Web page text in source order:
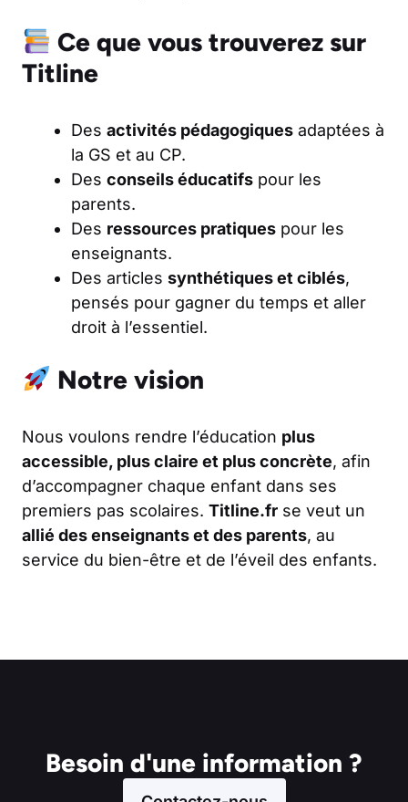
Ce que vous trouverez sur
Titline
Des activités pédagogiques adaptées à
la GS et au CP.
Des conseils éducatifs pour les
parents.
Des ressources pratiques pour les
enseignants.
Des articles synthétiques et ciblés,
pensés pour gagner du temps et aller
droit à l’essentiel.
Notre vision
Nous voulons rendre l’éducation plus
accessible, plus claire et plus concrète, afin
d’accompagner chaque enfant dans ses
premiers pas scolaires. Titline.fr se veut un
allié des enseignants et des parents, au
service du bien-être et de l’éveil des enfants.
Besoin d'une information ?